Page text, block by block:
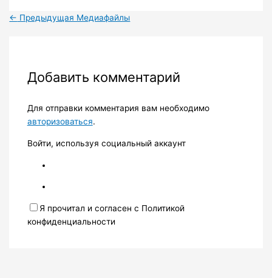
← Предыдущая Медиафайлы
Добавить комментарий
Для отправки комментария вам необходимо
авторизоваться.
Войти, используя социальный аккаунт
Я прочитал и согласен с Политикой
конфиденциальности